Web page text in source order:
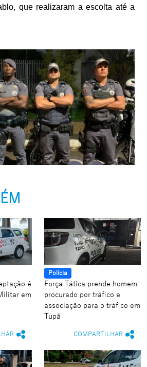
que realizaram a escolta até a
é
em
Polícia
Força Tática prende homem
procurado por tráfico e
associação para o tráfico em
Tupã
COMPARTILHAR